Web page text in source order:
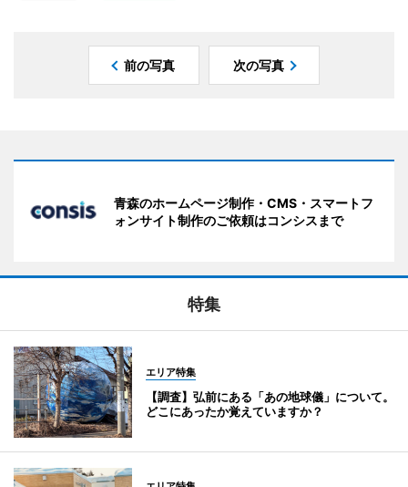
前の写真 次の写真
青森のホームページ制作・CMS・スマートフ
ォンサイト制作のご依頼はコンシスまで
特集
エリア特集
【調査】弘前にある「あの地球儀」について。
どこにあったか覚えていますか？